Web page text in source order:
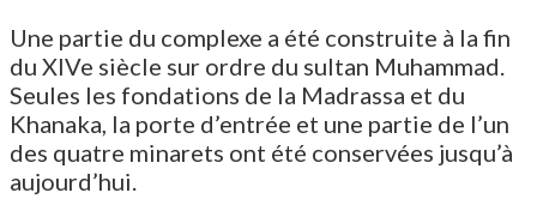
Une partie du complexe a été construite à la fin
du XIVe siècle sur ordre du sultan Muhammad.
Seules les fondations de la Madrassa et du
Khanaka, la porte d’entrée et une partie de l’un
des quatre minarets ont été conservées jusqu’à
aujourd’hui.